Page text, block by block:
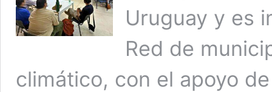
Uruguay y es
Red de
climático, con el apoyo